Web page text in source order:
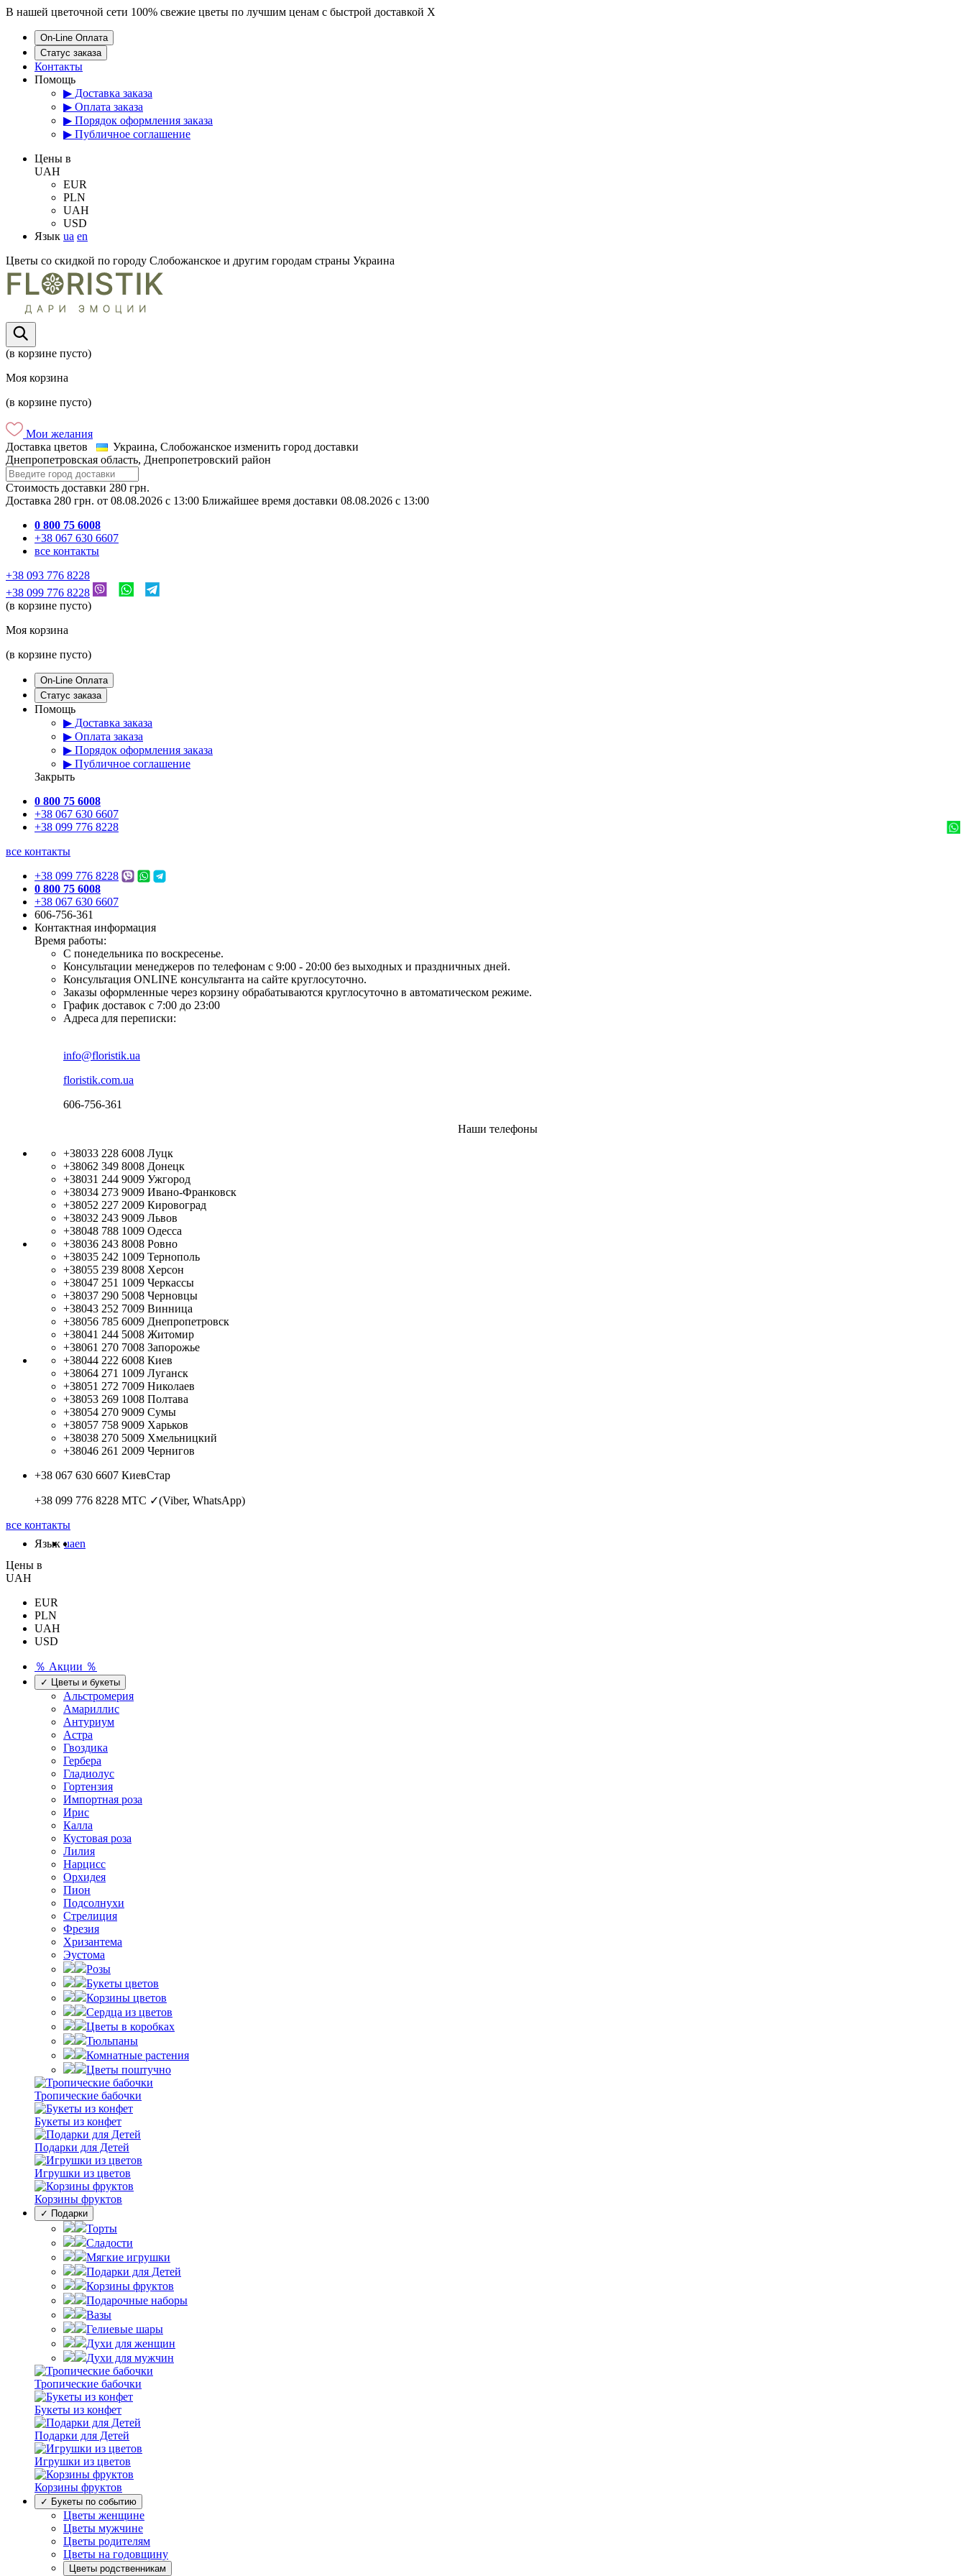
В нашей цветочной сети 100% свежие цветы по лучшим ценам с быстрой доставкой X
On-Line Оплата
Статус заказа
Контакты
Помощь
▶ Доставка заказа
▶ Оплата заказа
▶ Порядок оформления заказа
▶ Публичное соглашение
Цены в
UAH
EUR
PLN
UAH
USD
Язык ua en
Цветы со скидкой по городу Слобожанское и другим городам страны Украина
(в корзине пусто)
Моя корзина
(в корзине пусто)
Мои желания
Доставка цветов
Украина, Слобожанское изменить город доставки
Днепропетровская область, Днепропетровский район
Стоимость доставки 280 грн.
Доставка 280 грн. от 08.08.2026 c 13:00 Ближайшее время доставки 08.08.2026 c 13:00
0 800 75 6008
+38 067 630 6607
все контакты
+38 093 776 8228
+38 099 776 8228
(в корзине пусто)
Моя корзина
(в корзине пусто)
On-Line Оплата
Статус заказа
Помощь
▶ Доставка заказа
▶ Оплата заказа
▶ Порядок оформления заказа
▶ Публичное соглашение
Закрыть
0 800 75 6008
+38 067 630 6607
+38 099 776 8228
все контакты
+38 099 776 8228
0 800 75 6008
+38 067 630 6607
606-756-361
Контактная информация
Время работы:
С понедельника по воскресенье.
Консультации менеджеров по телефонам с 9:00 - 20:00 без выходных и праздничных дней.
Консультация ONLINE консультанта на сайте круглосуточно.
Заказы оформленные через корзину обрабатываются круглосуточно в автоматическом режиме.
График доставок с 7:00 до 23:00
Адреса для переписки:
info@floristik.ua
floristik.com.ua
606-756-361
Наши телефоны
+38033 228 6008 Луцк
+38062 349 8008 Донецк
+38031 244 9009 Ужгород
+38034 273 9009 Ивано-Франковск
+38052 227 2009 Кировоград
+38032 243 9009 Львов
+38048 788 1009 Одесса
+38036 243 8008 Ровно
+38035 242 1009 Тернополь
+38055 239 8008 Херсон
+38047 251 1009 Черкассы
+38037 290 5008 Черновцы
+38043 252 7009 Винница
+38056 785 6009 Днепропетровск
+38041 244 5008 Житомир
+38061 270 7008 Запорожье
+38044 222 6008 Киев
+38064 271 1009 Луганск
+38051 272 7009 Николаев
+38053 269 1008 Полтава
+38054 270 9009 Сумы
+38057 758 9009 Харьков
+38038 270 5009 Хмельницкий
+38046 261 2009 Чернигов
+38 067 630 6607 КиевСтар
+38 099 776 8228 МТС ✓(Viber, WhatsApp)
все контакты
Язык uaen
Цены в
UAH
EUR
PLN
UAH
USD
％ Акции ％
✓ Цветы и букеты
Альстромерия
Амариллис
Антуриум
Астра
Гвоздика
Гербера
Гладиолус
Гортензия
Импортная роза
Ирис
Калла
Кустовая роза
Лилия
Нарцисс
Орхидея
Пион
Подсолнухи
Стрелиция
Фрезия
Хризантема
Эустома
Розы
Букеты цветов
Корзины цветов
Сердца из цветов
Цветы в коробках
Тюльпаны
Комнатные растения
Цветы поштучно
Тропические бабочки
Букеты из конфет
Подарки для Детей
Игрушки из цветов
Корзины фруктов
✓ Подарки
Торты
Сладости
Мягкие игрушки
Подарки для Детей
Корзины фруктов
Подарочные наборы
Вазы
Гелиевые шары
Духи для женщин
Духи для мужчин
Тропические бабочки
Букеты из конфет
Подарки для Детей
Игрушки из цветов
Корзины фруктов
✓ Букеты по событию
Цветы женщине
Цветы мужчине
Цветы родителям
Цветы на годовщину
Цветы родственникам